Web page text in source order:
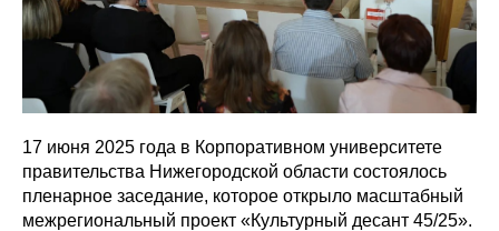
17 июня 2025 года в Корпоративном университете
правительства Нижегородской области состоялось
пленарное заседание, которое открыло масштабный
межрегиональный проект «Культурный десант 45/25».